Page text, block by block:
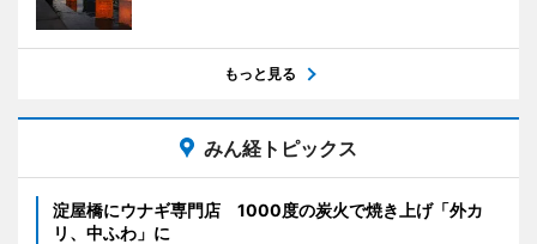
もっと見る
みん経トピックス
淀屋橋にウナギ専門店 1000度の炭火で焼き上げ「外カ
リ、中ふわ」に